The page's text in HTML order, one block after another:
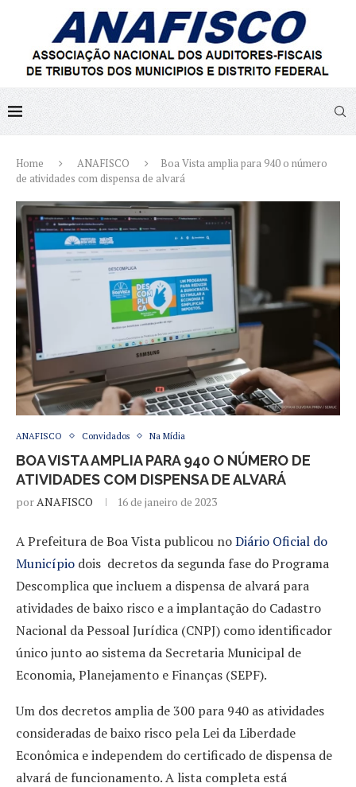
Home ANAFISCO
Boa Vista amplia para 940 o número
de atividades com dispensa de alvará
ANAFISCO Convidados Na Mídia
BOA VISTA AMPLIA PARA 940 O NÚMERO DE
ATIVIDADES COM DISPENSA DE ALVARÁ
por ANAFISCO 16 de janeiro de 2023
A Prefeitura de Boa Vista publicou noDiário Oficial do
Município dois decretos da segunda fase do Programa
Descomplica que incluem a dispensa de alvará para
atividades de baixo risco e a implantação do Cadastro
Nacional da Pessoal Jurídica (CNPJ) como identificador
único junto ao sistema da Secretaria Municipal de
Economia, Planejamento e Finanças (SEPF).
Um dos decretos amplia de 300 para 940 as atividades
consideradas de baixo risco pela Lei da Liberdade
Econômica e independem do certificado de dispensa de
alvará de funcionamento. A lista completa está